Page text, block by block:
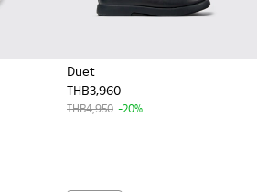
White Leather Sandals for Kids.
003 - Black Leather Sandals for
Duet
THB3,960
THB4,950 -20%